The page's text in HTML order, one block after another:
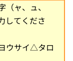
ャ、ュ、
してくださ
ウサイ△タロ